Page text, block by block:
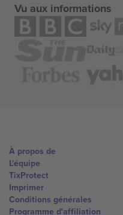
Vu aux informations
À propos de
L'équipe
TixProtect
Imprimer
Conditions générales
Programme d'affiliation